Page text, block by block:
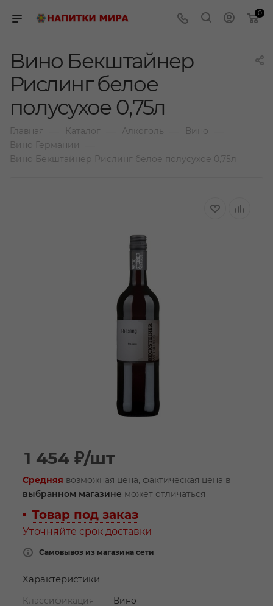
0
Вино Бекштайнер
Рислинг белое
полусухое 0,75л
Главная Каталог Алкоголь Вино
Вино Германии
Вино Бекштайнер Рислинг белое полусухое 0,75л
1 454 ₽/шт
Средняя возможная цена, фактическая цена в
выбранном магазине может отличаться
Товар под заказ
Уточняйте срок доставки
Самовывоз из магазина сети
Характеристики
Классификация —
Вино